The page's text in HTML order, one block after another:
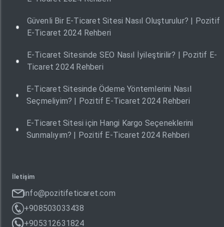
Güvenli Bir E-Ticaret Sitesi Nasıl Oluşturulur? | Pozitif
E-Ticaret 2024 Rehberi
E-Ticaret Sitesinde SEO Nasıl İyileştirilir? | Pozitif E-
Ticaret 2024 Rehberi
E-Ticaret Sitesinde Ödeme Yöntemlerini Nasıl
Seçmeliyim? | Pozitif E-Ticaret 2024 Rehberi
E-Ticaret Sitesi için Hangi Kargo Seçeneklerini
Sunmalıyım? | Pozitif E-Ticaret 2024 Rehberi
İletişim
info@pozitifeticaret.com
+908503033438
+905312631824